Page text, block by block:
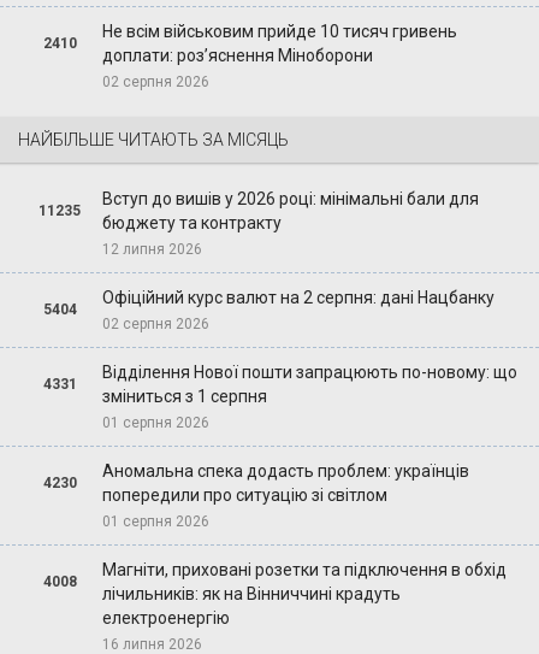
2410
Не всім військовим прийде 10 тисяч гривень
доплати: роз’яснення Міноборони
02 серпня 2026
НАЙБІЛЬШЕ ЧИТАЮТЬ ЗА МІСЯЦЬ
11235
Вступ до вишів у 2026 році: мінімальні бали для
бюджету та контракту
12 липня 2026
5404
Офіційний курс валют на 2 серпня: дані Нацбанку
02 серпня 2026
4331
Відділення Нової пошти запрацюють по-новому: що
зміниться з 1 серпня
01 серпня 2026
4230
Аномальна спека додасть проблем: українців
попередили про ситуацію зі світлом
01 серпня 2026
4008
Магніти, приховані розетки та підключення в обхід
лічильників: як на Вінниччині крадуть
електроенергію
16 липня 2026